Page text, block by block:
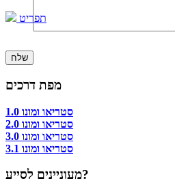
תפריט
מפת דרכים
סטריאו ומונו 1.0
סטריאו ומונו 2.0
סטריאו ומונו 3.0
סטריאו ומונו 3.1
מעוניינים לסייע?